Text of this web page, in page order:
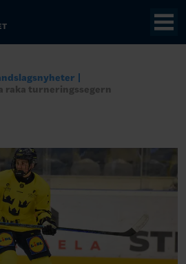
raka turneringssegern